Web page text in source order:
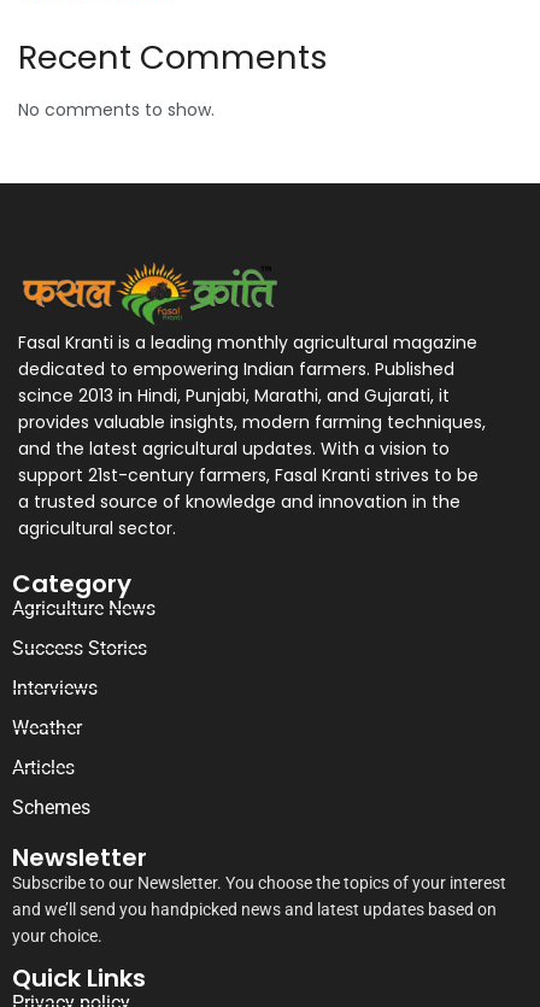
Recent Comments
No comments to show.
Fasal Kranti is a leading monthly agricultural magazine
dedicated to empowering Indian farmers. Published
scince 2013 in Hindi, Punjabi, Marathi, and Gujarati, it
provides valuable insights, modern farming techniques,
and the latest agricultural updates. With a vision to
support 21st-century farmers, Fasal Kranti strives to be
a trusted source of knowledge and innovation in the
agricultural sector.
Category
Agriculture News
Success Stories
Interviews
Weather
Articles
Schemes
Newsletter
Subscribe to our Newsletter. You choose the topics of your interest
and we’ll send you handpicked news and latest updates based on
your choice.
Quick Links